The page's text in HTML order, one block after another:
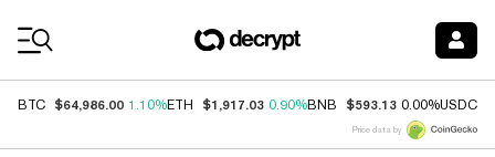
BTC $64,986.00 1.10%ETH $1,917.03 0.90%BNB $593.13 0.00%USDC
Price data by